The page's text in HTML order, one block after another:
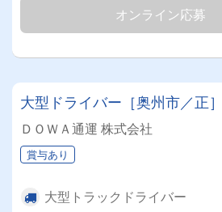
オンライン応募
大型ドライバー［奥州市／正］
ＤＯＷＡ通運 株式会社
賞与あり
大型トラックドライバー